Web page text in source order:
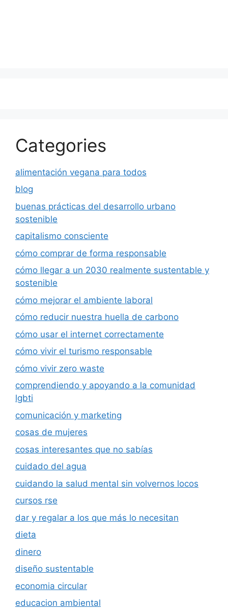
Categories
alimentación vegana para todos
blog
buenas prácticas del desarrollo urbano
sostenible
capitalismo consciente
cómo comprar de forma responsable
cómo llegar a un 2030 realmente sustentable y
sostenible
cómo mejorar el ambiente laboral
cómo reducir nuestra huella de carbono
cómo usar el internet correctamente
cómo vivir el turismo responsable
cómo vivir zero waste
comprendiendo y apoyando a la comunidad
lgbti
comunicación y marketing
cosas de mujeres
cosas interesantes que no sabías
cuidado del agua
cuidando la salud mental sin volvernos locos
cursos rse
dar y regalar a los que más lo necesitan
dieta
dinero
diseño sustentable
economia circular
educacion ambiental